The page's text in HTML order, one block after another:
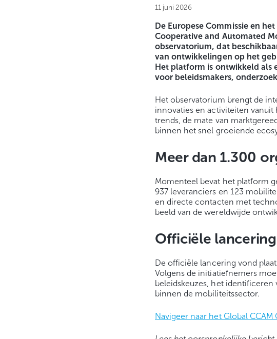
11 juni 2026
De Europese Commissie en
Cooperative and Automated
observatorium, dat
van ontwikkelingen op het
Het platform is ontwikkeld als
voor beleidsmakers,
Het observatorium brengt de
innovaties en activiteiten
trends, de mate van
binnen het snel groeiende
Meer dan 1.300
Momenteel bevat het platform
937 leveranciers en 123
en directe contacten met
beeld van de wereldwijde
Officiële
De officiële lancering vond
Volgens de initiatiefnemers
beleidskeuzes, het identificeren
binnen de mobiliteitssector.
Navigeer naar het Global CCAM